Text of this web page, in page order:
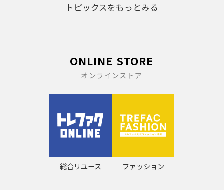
トピックスをもっとみる
ONLINE STORE
オンラインストア
総合リユース ファッション